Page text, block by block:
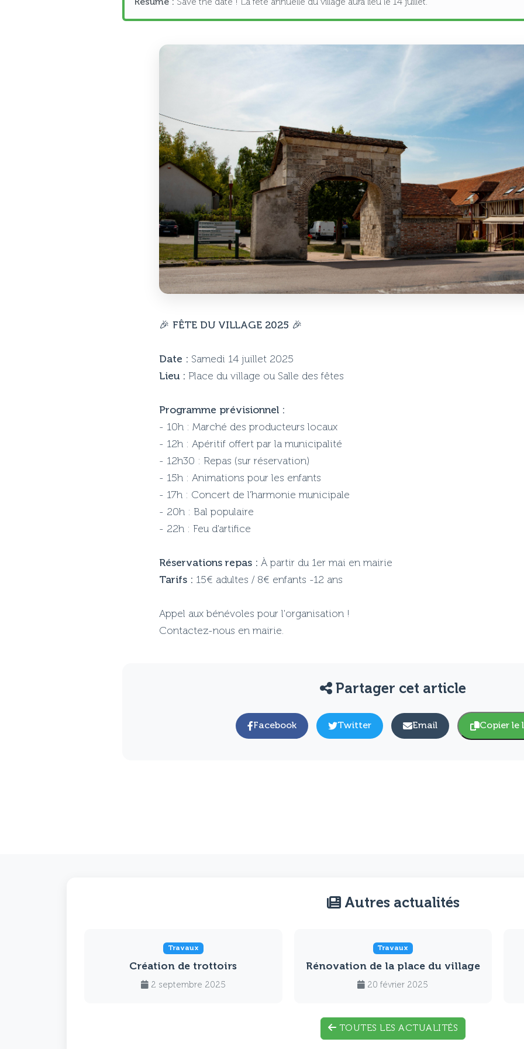
Résumé : Save the date ! La fête annuelle du village aura lieu le 14 juillet.
🎉 FÊTE DU VILLAGE 2025 🎉
Date : Samedi 14 juillet 2025
Lieu : Place du village ou Salle des fêtes
Programme prévisionnel :
- 10h : Marché des producteurs locaux
- 12h : Apéritif offert par la municipalité
- 12h30 : Repas (sur réservation)
- 15h : Animations pour les enfants
- 17h : Concert de l'harmonie municipale
- 20h : Bal populaire
- 22h : Feu d'artifice
Réservations repas : À partir du 1er mai en mairie
Tarifs : 15€ adultes / 8€ enfants -12 ans
Appel aux bénévoles pour l'organisation !
Contactez-nous en mairie.
Partager cet article
Facebook Twitter Email Copier le
Autres actualités
Travaux
Création de trottoirs
2 septembre 2025
Travaux
Rénovation de la place du village
20 février 2025
TOUTES LES ACTUALITÉS